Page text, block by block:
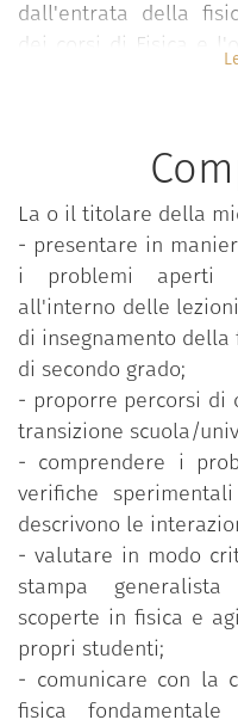
dall'entrata della
dei corsi di Fisica e
un
fondamentale alla
competente questi
svolte durante
fisica nelle scuole
permettere un
nella transizione verso
Nel corso vengono
delle particelle
cosmologico,
portato alla loro
Ci si sofferma poi
grazie a recenti
una nuova finestra
Universo, e della
discusse le frontiere
con una trattazione
delle onde
impatto sulla
fondamentale.
La o il titolare della
- presentare in
i problemi aperti
all'interno delle
di insegnamento della
di secondo grado;
- proporre percorsi di
transizione scuola/
- comprendere i
verifiche
descrivono le
- valutare in modo
stampa
scoperte in fisica e
propri studenti;
- comunicare con la
fisica